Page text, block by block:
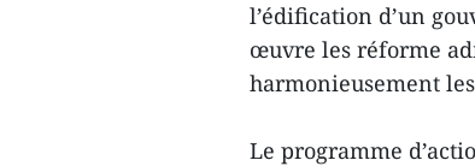
l’édification d’un
œuvre les réforme
harmonieusement
Le programme